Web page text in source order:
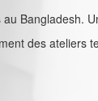
Bangladesh.
des ateliers